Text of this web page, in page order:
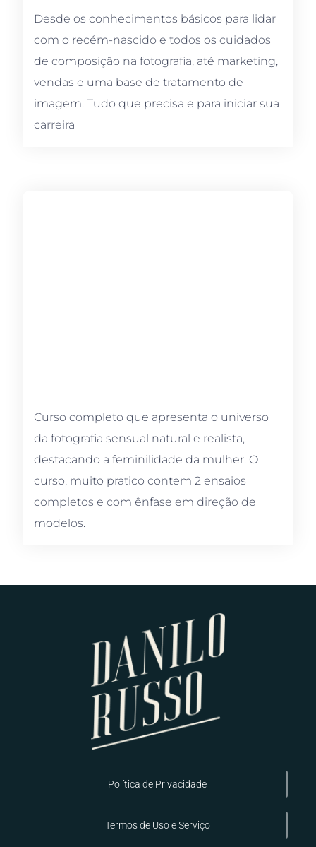
Desde os conhecimentos básicos para lidar
com o recém-nascido e todos os cuidados
de composição na fotografia, até marketing,
vendas e uma base de tratamento de
imagem. Tudo que precisa e para iniciar sua
carreira
Curso completo que apresenta o universo
da fotografia sensual natural e realista,
destacando a feminilidade da mulher. O
curso, muito pratico contem 2 ensaios
completos e com ênfase em direção de
modelos.
Política de Privacidade
Termos de Uso e Serviço